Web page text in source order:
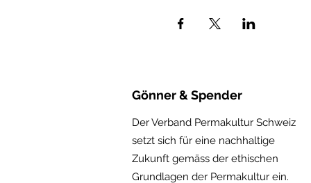
Gönner & Spender
Der Verband Permakultur Schweiz
setzt sich für eine nachhaltige
Zukunft gemäss der ethischen
Grundlagen der Permakultur ein.